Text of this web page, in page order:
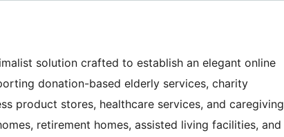
solution crafted to establish an elegant online
donation-based elderly services, charity
product stores, healthcare services, and caregiving
retirement homes, assisted living facilities, and